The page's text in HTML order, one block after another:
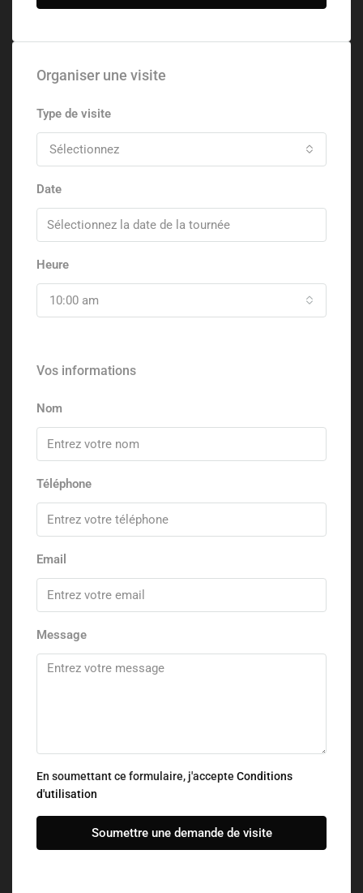
Organiser une visite
Type de visite
Sélectionnez
Date
Heure
10:00 am
Vos informations
Nom
Téléphone
Email
Message
En soumettant ce formulaire, j'accepte Conditions
d'utilisation
Soumettre une demande de visite